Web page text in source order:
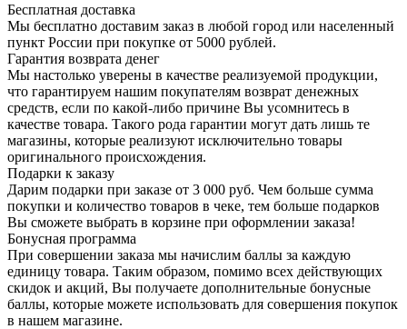
Бесплатная доставка
Мы бесплатно доставим заказ в любой город или населенный
пункт России при покупке от 5000 рублей.
Гарантия возврата денег
Мы настолько уверены в качестве реализуемой продукции,
что гарантируем нашим покупателям возврат денежных
средств, если по какой-либо причине Вы усомнитесь в
качестве товара. Такого рода гарантии могут дать лишь те
магазины, которые реализуют исключительно товары
оригинального происхождения.
Подарки к заказу
Дарим подарки при заказе от 3 000 руб. Чем больше сумма
покупки и количество товаров в чеке, тем больше подарков
Вы сможете выбрать в корзине при оформлении заказа!
Бонусная программа
При совершении заказа мы начислим баллы за каждую
единицу товара. Таким образом, помимо всех действующих
скидок и акций, Вы получаете дополнительные бонусные
баллы, которые можете использовать для совершения покупок
в нашем магазине.